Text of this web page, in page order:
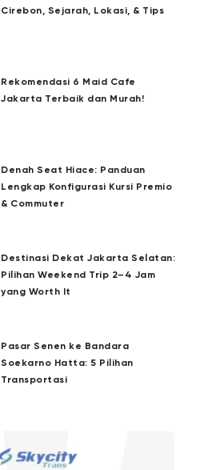
Cirebon, Sejarah, Lokasi, & Tips
Rekomendasi 6 Maid Cafe
Jakarta Terbaik dan Murah!
Denah Seat Hiace: Panduan
Lengkap Konfigurasi Kursi Premio
& Commuter
Destinasi Dekat Jakarta Selatan:
Pilihan Weekend Trip 2–4 Jam
yang Worth It
Pasar Senen ke Bandara
Soekarno Hatta: 5 Pilihan
Transportasi